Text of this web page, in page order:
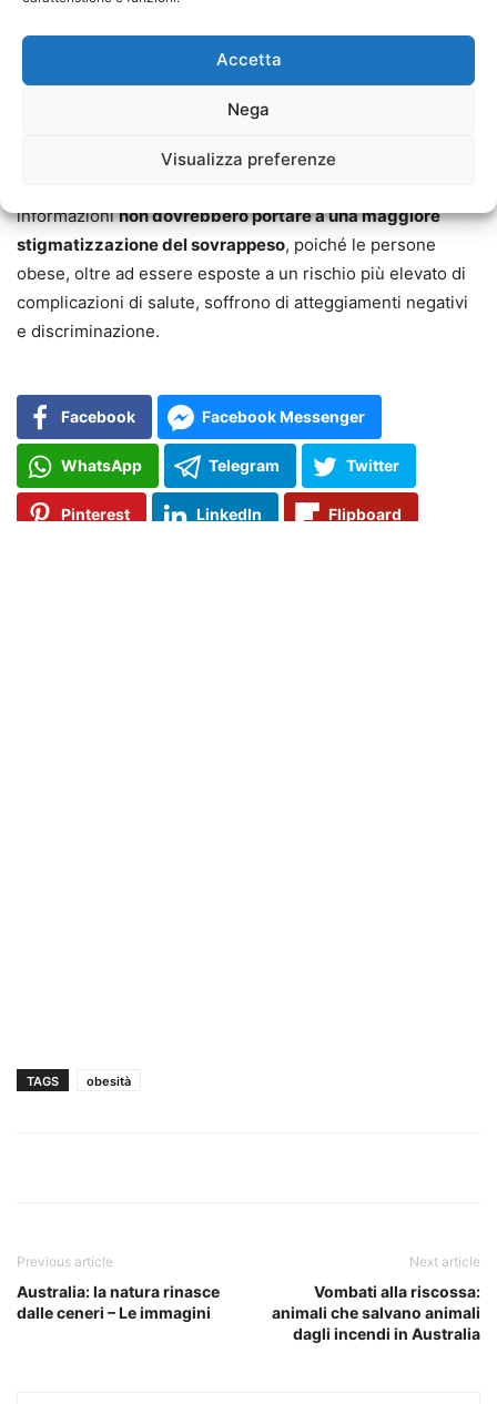
Accetta
Nega
Visualizza preferenze
contribuisce alla generazione di ulteriori 700 megatoni
all’anno di equivalente di anidride carbonica
rappresenta circa l’1,6 per cento delle emissioni globali di
informazioninon dovrebbero portare a una maggiore
stigmatizzazione del sovrappeso, poiché le persone
obese, oltre ad essere esposte a un rischio più elevato di
complicazioni di salute, soffrono di atteggiamenti negativi
e discriminazione.
Facebook Facebook Messenger
WhatsApp Telegram Twitter
Pinterest LinkedIn Flipboard
TAGS obesità
Previous article
Australia: la natura rinasce
dalle ceneri – Le immagini
Next article
Vombati alla riscossa:
animali che salvano animali
dagli incendi in Australia